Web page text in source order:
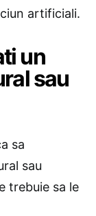
artificiali.
un
sau
sa
sau
trebuie sa le